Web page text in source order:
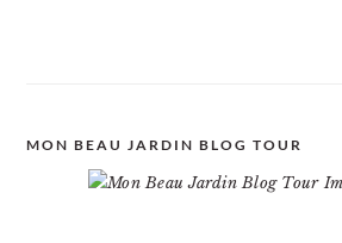
MON BEAU JARDIN BLOG TOUR